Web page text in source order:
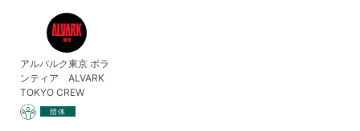
アルバルク東京 ボラ
ンティア ALVARK
TOKYO CREW
団体